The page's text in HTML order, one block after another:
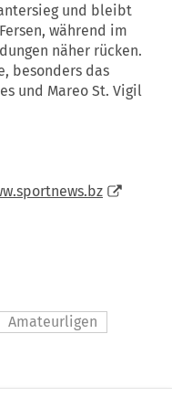
und bleibt
während im
näher rücken.
besonders das
und Mareo St. Vigil
Amateurligen